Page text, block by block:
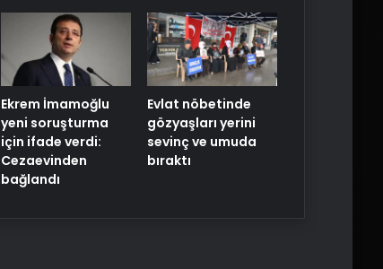
Ekrem İmamoğlu
yeni soruşturma
için ifade verdi:
Cezaevinden
bağlandı
Evlat nöbetinde
gözyaşları yerini
sevinç ve umuda
bıraktı